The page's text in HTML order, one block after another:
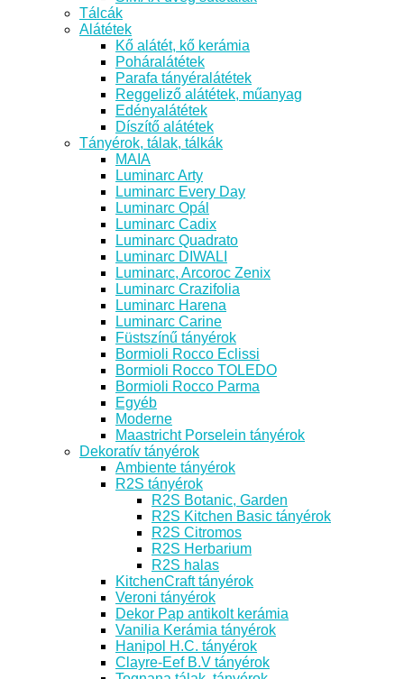
Tálcák
Alátétek
Kő alátét, kő kerámia
Poháralátétek
Parafa tányéralátétek
Reggeliző alátétek, műanyag
Edényalátétek
Díszítő alátétek
Tányérok, tálak, tálkák
MAIA
Luminarc Arty
Luminarc Every Day
Luminarc Opál
Luminarc Cadix
Luminarc Quadrato
Luminarc DIWALI
Luminarc, Arcoroc Zenix
Luminarc Crazifolia
Luminarc Harena
Luminarc Carine
Füstszínű tányérok
Bormioli Rocco Eclissi
Bormioli Rocco TOLEDO
Bormioli Rocco Parma
Egyéb
Moderne
Maastricht Porselein tányérok
Dekoratív tányérok
Ambiente tányérok
R2S tányérok
R2S Botanic, Garden
R2S Kitchen Basic tányérok
R2S Citromos
R2S Herbarium
R2S halas
KitchenCraft tányérok
Veroni tányérok
Dekor Pap antikolt kerámia
Vanilia Kerámia tányérok
Hanipol H.C. tányérok
Clayre-Eef B.V tányérok